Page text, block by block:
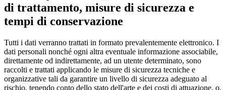
di trattamento, misure di sicurezza e
tempi di conservazione
Tutti i dati verranno trattati in formato prevalentemente elettronico. I
dati personali nonché ogni altra eventuale informazione associabile,
direttamente od indirettamente, ad un utente determinato, sono
raccolti e trattati applicando le misure di sicurezza tecniche e
organizzative tali da garantire un livello di sicurezza adeguato al
rischio, tenendo conto dello stato dell'arte e dei costi di attuazione, o,